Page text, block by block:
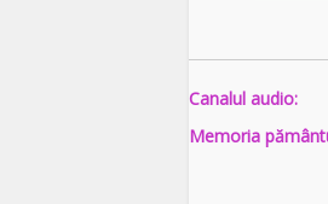
Canalul audio:
Memoria